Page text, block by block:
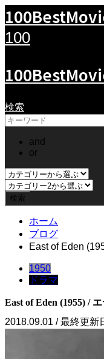
100
検索
and
or
ホーム
ブログ
East of Eden
1950
ドラマ
East of Eden (1955) /
2018.09.01 / 最終更新